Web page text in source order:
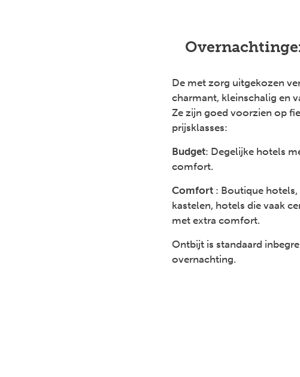
De met zorg uitgekozen
charmant, kleinschalig en
Ze zijn goed voorzien op
prijsklasses:
Budget: Degelijke hotels
comfort.
Comfort : Boutique hotels,
kastelen, hotels die vaak
met extra comfort.
Ontbijt is standaard
overnachting.